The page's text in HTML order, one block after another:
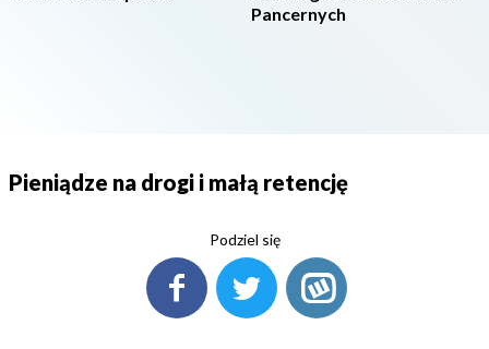
Pancernych
Pieniądze na drogi i małą retencję
Podziel się